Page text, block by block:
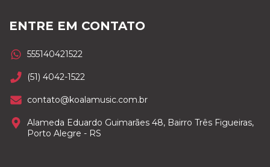
ENTRE EM CONTATO
555140421522
(51) 4042-1522
contato@koalamusic.com.br
Alameda Eduardo Guimarães 48, Bairro Três Figueiras,
Porto Alegre - RS